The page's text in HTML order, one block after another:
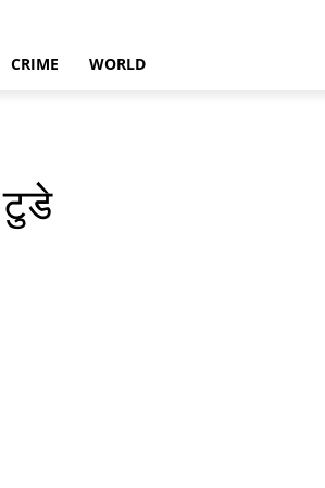
CRIME WORLD
टुडे